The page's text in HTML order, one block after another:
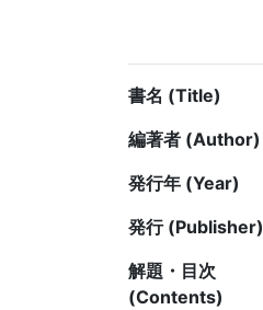
書名 (Title)
編著者 (Author)
発行年 (Year)
発行 (Publisher)
解題・目次
(Contents)